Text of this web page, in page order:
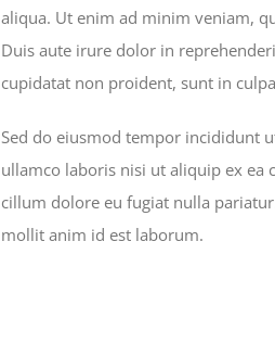
aliqua. Ut enim ad minim veniam,
Duis aute irure dolor in
cupidatat non proident, sunt in
Sed do eiusmod tempor incididunt
ullamco laboris nisi ut aliquip ex ea
cillum dolore eu fugiat nulla
mollit anim id est laborum.